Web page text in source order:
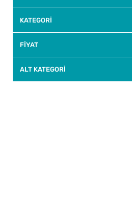
KATEGORİ
FİYAT
ALT KATEGORI